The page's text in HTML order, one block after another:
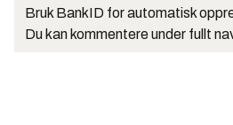
Bruk BankID for automatisk
Du kan kommentere under fullt